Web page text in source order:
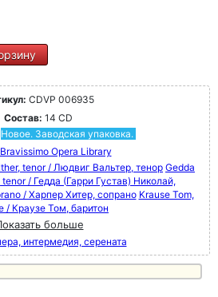
CDVP 006935
Состав: 14 CD
Новое. Заводская упаковка.
Bravissimo Opera Library
tenor / Людвиг Вальтер, тенор Gedda
/ Гедда (Гарри Густав) Николай,
/ Харпер Хитер, сопрано Krause Tom,
/ Краузе Том, баритон
больше
интермедия, серената